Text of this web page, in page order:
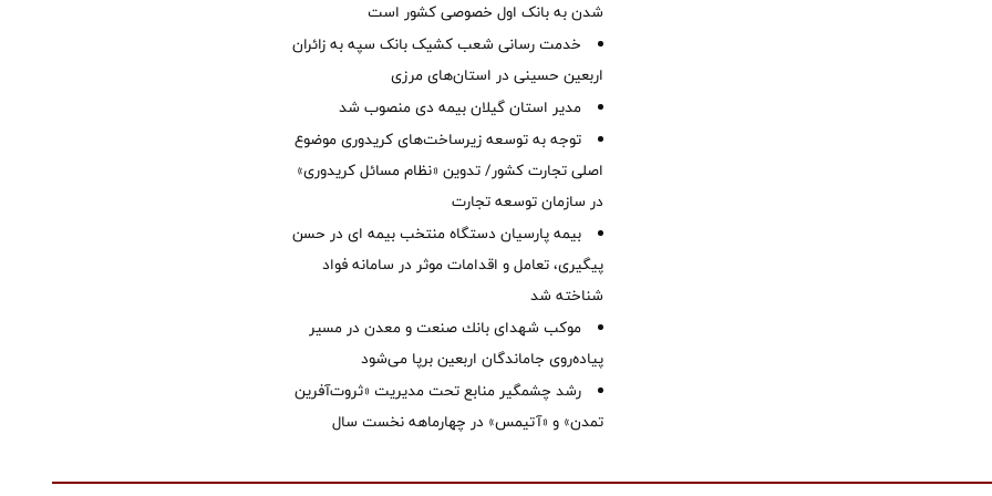
شدن به بانک اول خصوصی کشور است
خدمت رسانی شعب کشیک بانک سپه به زائران
اربعین حسینی در استان‌‌های مرزی
‌مدیر استان گیلان بیمه دی منصوب شد
توجه به توسعه زیرساخت‌های کریدوری موضوع
اصلی تجارت کشور/ تدوین «نظام مسائل کریدوری»
در سازمان توسعه تجارت
بیمه پارسیان دستگاه منتخب بیمه ای در حسن
پیگیری، تعامل و اقدامات موثر در سامانه فواد
شناخته شد
موكب شهدای بانك صنعت و معدن در مسیر
پیاده‌روی جاماندگان اربعین برپا می‌شود
رشد چشمگیر منابع تحت مدیریت «ثروت‌آفرین
تمدن» و «آتیمس» در چهارماهه نخست سال